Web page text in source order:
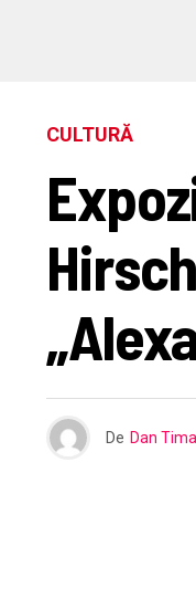
CULTURĂ
De Dan